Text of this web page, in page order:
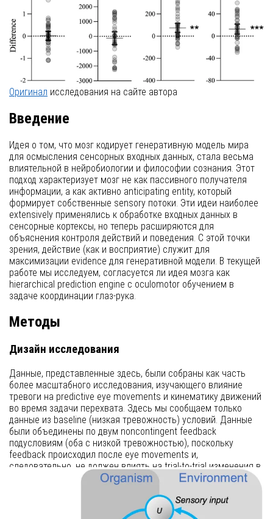
рисунок 2
Оригинал исследования на сайте автора
Введение
Идея о том, что мозг кодирует генеративную модель мира
для осмысления сенсорных входных данных, стала весьма
влиятельной в нейробиологии и философии сознания. Этот
подход характеризует мозг не как пассивного получателя
информации, а как активно anticipating entity, который
формирует собственные sensory потоки. Эти идеи наиболее
extensively применялись к обработке входных данных в
сенсорные кортексы, но теперь расширяются для
объяснения контроля действий и поведения. С этой точки
зрения, действие (как и восприятие) служит для
максимизации evidence для генеративной модели. В текущей
работе мы исследуем, согласуется ли идея мозга как
hierarchical prediction engine с oculomotor обучением в
задаче координации глаз-рука.
Методы
Дизайн исследования
Данные, представленные здесь, были собраны как часть
более масштабного исследования, изучающего влияние
тревоги на predictive eye movements и кинематику движений
во время задачи перехвата. Здесь мы сообщаем только
данные из baseline (низкая тревожность) условий. Данные
были объединены по двум noncontingent feedback
подусловиям (оба с низкой тревожностью), поскольку
feedback происходил после eye movements и,
следовательно, не должен влиять на trial-to-trial изменения в
taskevoked response.